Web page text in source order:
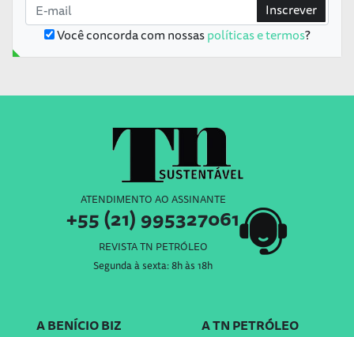
Você concorda com nossaspolíticas e termos?
Inscrever
ATENDIMENTO AO ASSINANTE
+55 (21) 995327061
REVISTA TN PETRÓLEO
Segunda à sexta: 8h às 18h
A BENÍCIO BIZ
A TN PETRÓLEO